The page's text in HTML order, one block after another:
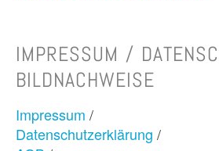
IMPRESSUM /
BILDNACHWEISE
Impressum /
Datenschutzerklärung /